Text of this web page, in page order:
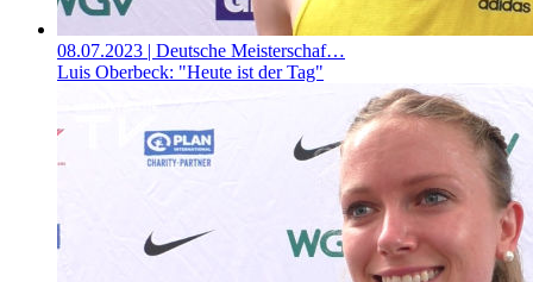
08.07.2023 | Deutsche Meisterschaf…
Luis Oberbeck: "Heute ist der Tag"